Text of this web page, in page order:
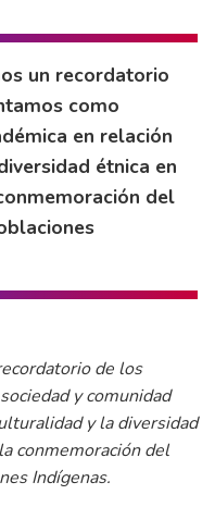
un recordatorio
como
en relación
étnica en
del
de los
y comunidad
y la diversidad
conmemoración del
Indígenas.